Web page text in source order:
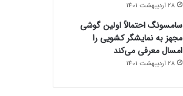
28 اردیبهشت 1401
سامسونگ احتمالاً اولین گوشی
مجهز به نمایشگر کشویی را
امسال معرفی می‌کند
28 اردیبهشت 1401